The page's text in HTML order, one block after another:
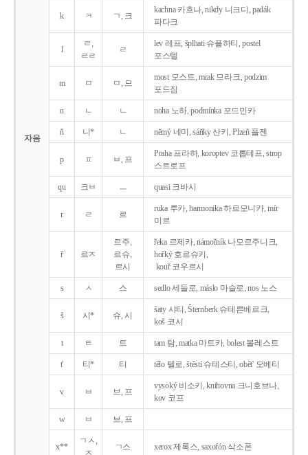
자음
k ㅋ ㄱ, 크
kachna 카흐나, nikdy 니크디, padák
파다크
l
ㄹ,
ㄹㄹ
ㄹ
lev 레프, šplhati 슈플하티, postel
포스텔
m ㅁ ㅁ, 므
most 모스트, mrak 므라크, podzim
포드짐
n ㄴ ㄴ noha 노하, podmínka 포드민카
ň 니* ㄴ němý 네미, sáňky 산키, Plzeň 플젠
p ㅍ ㅂ, 프
Praha 프라하, koroptev 코롭테프, strop
스트로프
qu 크ㅂ ㅡ quasi 크바시
r ㄹ 르
ruka 루카, harmonika 하르모니카, mír
미르
ř 르ㅈ
르주,
르슈,
르시
řeka 르제카, námořník 나모르주니크,
hořký 호르슈키,
kouř 코우르시
s ㅅ 스 sedlo 세들로, máslo 마슬로, nos 노스
š 시* 슈, 시
šaty 샤티, Šternberk 슈테른베르크,
koš 코시
t ㅌ 트 tam 탐, matka 마트카, bolest 볼레스트
t' 티* 티 tělo 텔로, štěstí 슈테스티, obět' 오베티
v ㅂ 브, 프
vysoký 비소키, knihovna 크니호브나,
kov 코프
w ㅂ 브, 프
x**
ㄱㅅ,
ㅈ
ㄱ스 xerox 제록스, saxofón 삭소폰